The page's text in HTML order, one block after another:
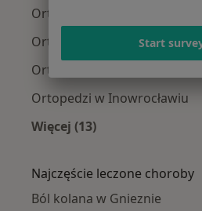
Ortopedzi w Swarzędzu
Ortopedzi w Wrześni
Ortopedzi w Środzie
Ortopedzi w Inowrocławiu
Więcej (13)
Najczęście leczone choroby
Ból kolana w Gnieznie
Start